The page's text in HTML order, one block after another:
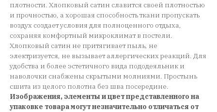
плотности. Хлопковый сатин славится своей плотностью
и прочностью, а хорошая способность ткани пропускать
воздух создает условия для полноценного отдыха,
сохраняя комфортный микроклимат в постели.
Хлопковый сатин не притягивает пыль, не
электризуется, не вызывает аллергических реакций. Для
удобства и более эстетичного вида пододеяльник и
наволочки снабжены скрытыми молниями. Простынь
сшита из целого полотна без шва посередине.
Изображения, элементы и цвет представленного на
упаковке товара могут незначительно отличаться от